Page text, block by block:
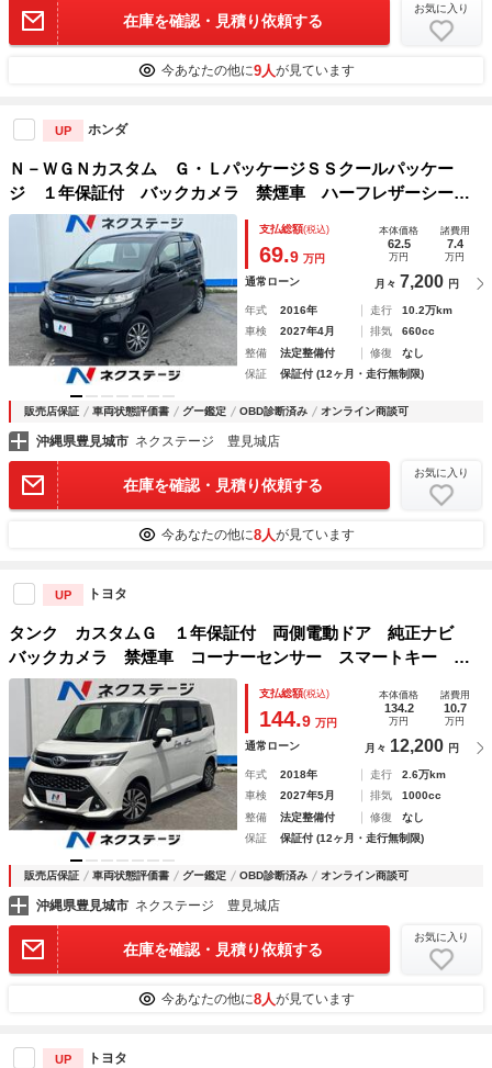
在庫を確認・見積り依頼する
お気に入り
今あなたの他に9人が見ています
UP ホンダ
Ｎ－ＷＧＮカスタム Ｇ・ＬパッケージＳＳクールパッケー
ジ １年保証付 バックカメラ 禁煙車 ハーフレザーシー
ト スマートキー ＨＩＤヘッド ＥＴＣ クルコン 純正１
４インチアルミ オートライト オートエアコン Ｂｌｕｅｔ
ｏｏｔｈ ＣＤ 地デジ
支払総額(税込)
69.9 万円
本体価格
62.5
万円
諸費用
7.4
万円
通常ローン 月々 7,200 円
年式 2016年 走行
10.2万km
車検
2027年4月 排気
660cc
整備
法定整備付 修復
なし
保証
保証付 (12ヶ月・走行無制限)
販売店保証 車両状態評価書 グー鑑定 OBD診断済み オンライン商談可
沖縄県豊見城市 ネクステージ 豊見城店
在庫を確認・見積り依頼する
お気に入り
今あなたの他に8人が見ています
UP トヨタ
タンク カスタムＧ １年保証付 両側電動ドア 純正ナビ
バックカメラ 禁煙車 コーナーセンサー スマートキー Ｌ
ＥＤヘッド ビルトインＥＴＣ クルコン 純正１４インチア
ルミ オートライト オートエアコン
支払総額(税込)
144.9 万円
本体価格
134.2
万円
諸費用
10.7
万円
通常ローン 月々 12,200 円
年式 2018年 走行
2.6万km
車検
2027年5月 排気
1000cc
整備
法定整備付 修復
なし
保証
保証付 (12ヶ月・走行無制限)
販売店保証 車両状態評価書 グー鑑定 OBD診断済み オンライン商談可
沖縄県豊見城市 ネクステージ 豊見城店
在庫を確認・見積り依頼する
お気に入り
今あなたの他に8人が見ています
UP トヨタ